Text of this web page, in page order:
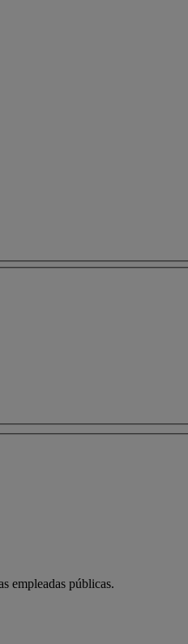
empleadas públicas.